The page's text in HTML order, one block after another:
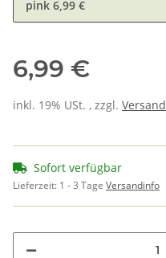
pink 6,99 €
6,99 €
inkl. 19% USt. , zzgl. Versand
Sofort verfügbar
Lieferzeit: 1 - 3 Tage Versandinfo